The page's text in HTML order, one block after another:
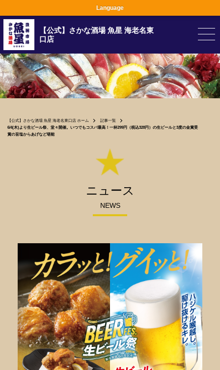
【公式】さかな酒場 魚星 海老名東
口店
【公式】さかな酒場 魚星 海老名東口店 ホーム
記事一覧
6/4(木)より生ビール祭、堂々開催。いつでもコスパ最高！一杯299円（税込328円）の生ビールと3度の金賞受
賞の旨塩からあげなど堪能
ニュース
NEWS
Language